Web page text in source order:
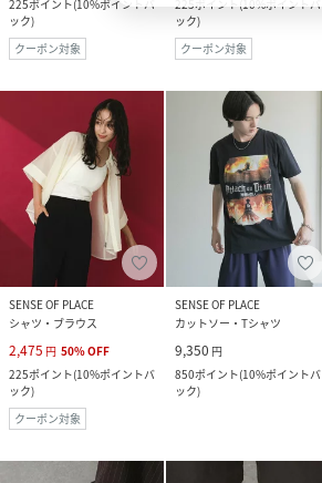
225ポイント(10%ポイントバ
ック)
クーポン対象
225ポイント ( 10%ポイントバ
ック)
クーポン対象
SENSE OF PLACE
シャツ・ブラウス
2,475 円 50%OFF
225ポイント(10%ポイントバ
ック)
クーポン対象
SENSE OF PLACE
カットソー・Tシャツ
9,350 円
850ポイント(10%ポイントバ
ック)